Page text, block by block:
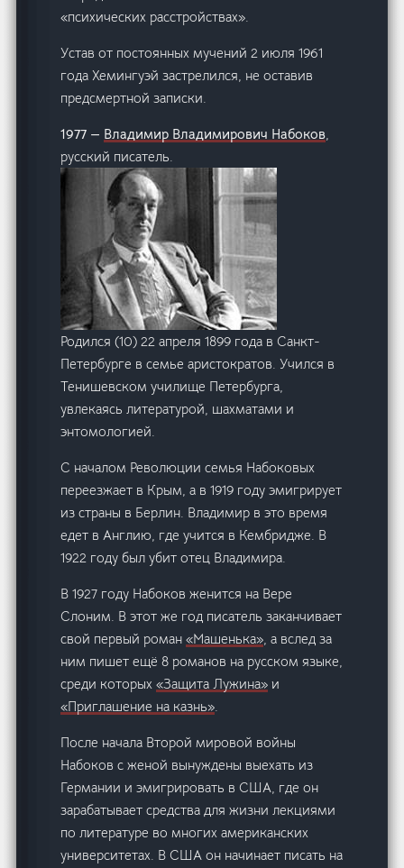
«психических расстройствах».
Устав от постоянных мучений 2 июля 1961
года Хемингуэй застрелился, не оставив
предсмертной записки.
1977 — Владимир Владимирович Набоков,
русский писатель.
Родился (10) 22 апреля 1899 года в Санкт-
Петербурге в семье аристократов. Учился в
Тенишевском училище Петербурга,
увлекаясь литературой, шахматами и
энтомологией.
С началом Революции семья Набоковых
переезжает в Крым, а в 1919 году эмигрирует
из страны в Берлин. Владимир в это время
едет в Англию, где учится в Кембридже. В
1922 году был убит отец Владимира.
В 1927 году Набоков женится на Вере
Слоним. В этот же год писатель заканчивает
свой первый роман«Машенька», а вслед за
ним пишет ещё 8 романов на русском языке,
среди которых«Защита Лужина» и
«Приглашение на казнь».
После начала Второй мировой войны
Набоков с женой вынуждены выехать из
Германии и эмигрировать в США, где он
зарабатывает средства для жизни лекциями
по литературе во многих американских
университетах. В США он начинает писать на